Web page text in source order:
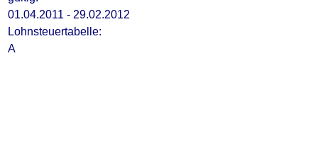
01.04.2011 - 29.02.2012
Lohnsteuertabelle:
A